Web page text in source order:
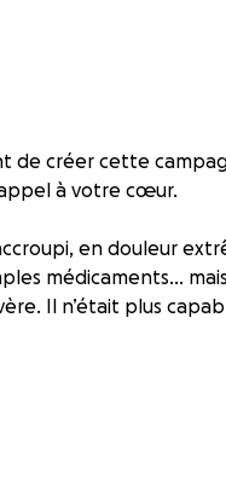
de créer cette
à votre cœur.
en douleur
médicaments…
Il n’était plus